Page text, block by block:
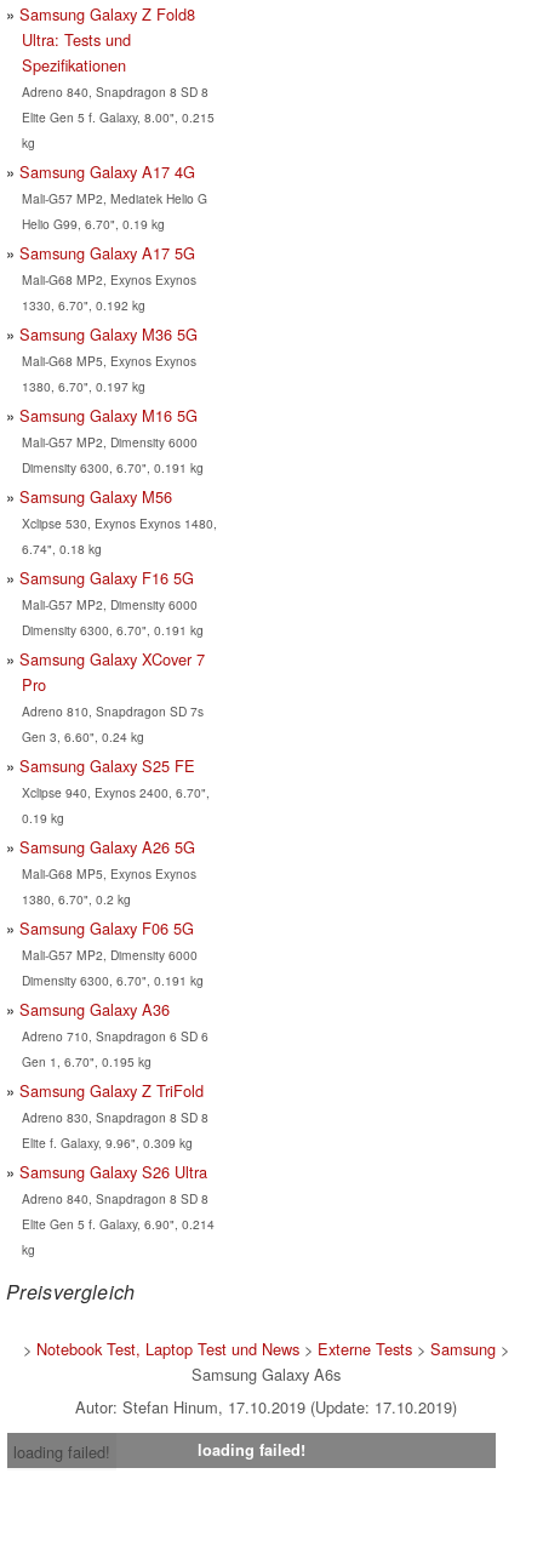
Samsung Galaxy Z Fold8
Ultra: Tests und
Spezifikationen
Adreno 840, Snapdragon 8 SD 8
Elite Gen 5 f. Galaxy, 8.00", 0.215
kg
Samsung Galaxy A17 4G
Mali-G57 MP2, Mediatek Helio G
Helio G99, 6.70", 0.19 kg
Samsung Galaxy A17 5G
Mali-G68 MP2, Exynos Exynos
1330, 6.70", 0.192 kg
Samsung Galaxy M36 5G
Mali-G68 MP5, Exynos Exynos
1380, 6.70", 0.197 kg
Samsung Galaxy M16 5G
Mali-G57 MP2, Dimensity 6000
Dimensity 6300, 6.70", 0.191 kg
Samsung Galaxy M56
Xclipse 530, Exynos Exynos 1480,
6.74", 0.18 kg
Samsung Galaxy F16 5G
Mali-G57 MP2, Dimensity 6000
Dimensity 6300, 6.70", 0.191 kg
Samsung Galaxy XCover 7
Pro
Adreno 810, Snapdragon SD 7s
Gen 3, 6.60", 0.24 kg
Samsung Galaxy S25 FE
Xclipse 940, Exynos 2400, 6.70",
0.19 kg
Samsung Galaxy A26 5G
Mali-G68 MP5, Exynos Exynos
1380, 6.70", 0.2 kg
Samsung Galaxy F06 5G
Mali-G57 MP2, Dimensity 6000
Dimensity 6300, 6.70", 0.191 kg
Samsung Galaxy A36
Adreno 710, Snapdragon 6 SD 6
Gen 1, 6.70", 0.195 kg
Samsung Galaxy Z TriFold
Adreno 830, Snapdragon 8 SD 8
Elite f. Galaxy, 9.96", 0.309 kg
Samsung Galaxy S26 Ultra
Adreno 840, Snapdragon 8 SD 8
Elite Gen 5 f. Galaxy, 6.90", 0.214
kg
Preisvergleich
> Notebook Test, Laptop Test und News> Externe Tests> Samsung>
Samsung Galaxy A6s
Autor: Stefan Hinum, 17.10.2019 (Update: 17.10.2019)
loading failed!
loading failed!